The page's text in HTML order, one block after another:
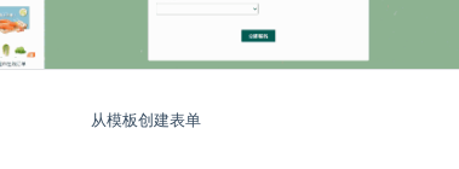
从模板创建表单